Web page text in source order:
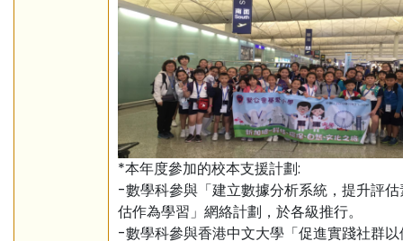
*本年度參加的校本支援計劃:
-數學科參與「建立數據分析系統，提升評
估作為學習」網絡計劃，於各級推行。
-數學科參與香港中文大學「促進實踐社群